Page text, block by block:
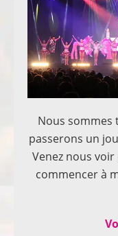
Nous sommes
passerons un
Venez nous
commencer à